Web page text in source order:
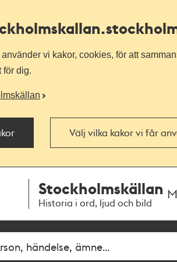
vi kakor, cookies, för att
för dig.
Välj vilka kakor vi får
Stockholmskällan
Historia i ord, ljud och bild